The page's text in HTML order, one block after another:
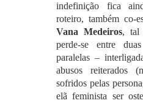
indefinição fica
roteiro, também co-
Vana Medeiros, tal
perde-se entre
paralelas –
abusos reiterados
sofridos pelas
elã feminista ser